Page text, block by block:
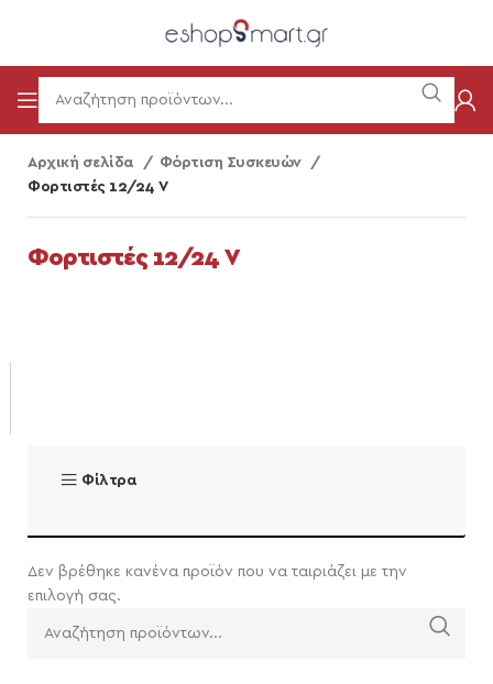
Αρχική σελίδα
Φόρτιση Συσκευών
Φορτιστές 12/24 V
Φορτιστές 12/24 V
Φίλτρα
Δεν βρέθηκε κανένα προϊόν που να ταιριάζει με την
επιλογή σας.